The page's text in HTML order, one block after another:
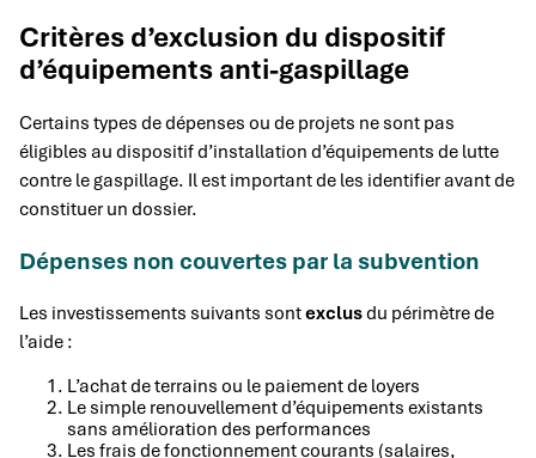
Critères d’exclusion du dispositif
d’équipements anti-gaspillage
Certains types de dépenses ou de projets ne sont pas
éligibles au dispositif d’installation d’équipements de lutte
contre le gaspillage. Il est important de les identifier avant de
constituer un dossier.
Dépenses non couvertes par la subvention
Les investissements suivants sontexclusdu périmètre de
l’aide :
L’achat de terrains ou le paiement de loyers
Le simple renouvellement d’équipements existants
sans amélioration des performances
Les frais de fonctionnement courants (salaires,